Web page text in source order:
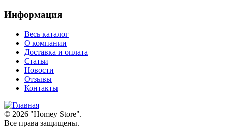
Информация
Весь каталог
О компании
Доставка и оплата
Статьи
Новости
Отзывы
Контакты
© 2026 "Homey Store".
Все права защищены.